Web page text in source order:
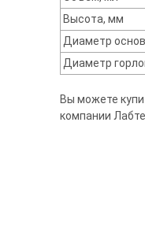
Высота, мм
Диаметр
Диаметр
Вы можете
компании